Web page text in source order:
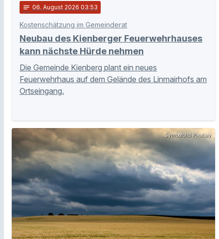
notes 06. August 2026 03:53
Kostenschätzung im Gemeinderat
Neubau des Kienberger Feuerwehrhauses
kann nächste Hürde nehmen
Die Gemeinde Kienberg plant ein neues
Feuerwehrhaus auf dem Gelände des Linmairhofs am
Ortseingang.
Symbolbild Pixabay